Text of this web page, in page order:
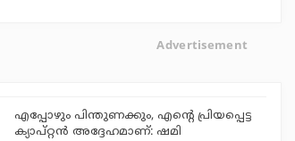
Advertisement
എപ്പോഴും പിന്തുണക്കും, എന്റെ പ്രിയപ്പെട്ട
ക്യാപ്റ്റന്‍ അദ്ദേഹമാണ്: ഷമി